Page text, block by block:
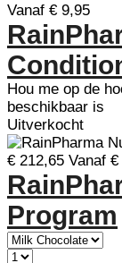
Vanaf € 9,95
Hou me op de
beschikbaar is
Uitverkocht
€ 212,65 Vanaf
Program